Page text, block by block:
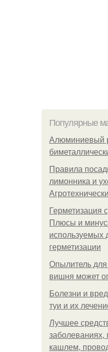
Популярные
Алюминиевый
Правила
лимонника и
Герметизация
Плюсы и
используемых
герметизации
Опылитель
вишня может
Болезни и
туи и их
Лучшее
заболеваниях,
кашлем,